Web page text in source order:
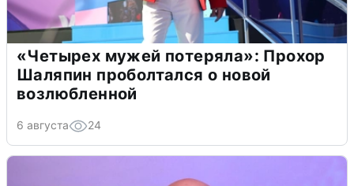
«Четырех мужей потеряла»: Прохор
Шаляпин проболтался о новой
возлюбленной
6 августа 24